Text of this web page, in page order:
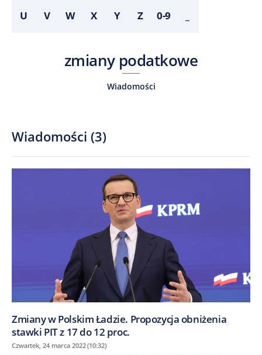
U V W X Y Z 0-9
zmiany podatkowe
Wiadomości
Wiadomości (3)
Zmiany w Polskim Ładzie. Propozycja obniżenia
stawki PIT z 17 do 12 proc.
Czwartek, 24 marca 2022 (10:32)